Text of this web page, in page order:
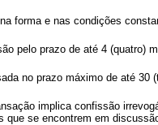
forma e nas condições
pelo prazo de até 4
no prazo máximo de até
implica confissão
que se encontrem em